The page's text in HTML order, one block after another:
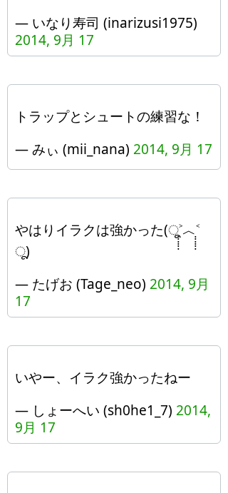
— いなり寿司 (inarizusi1975)
2014, 9月 17
トラップとシュートの練習な！
— みぃ (mii_nana) 2014, 9月 17
やはりイラクは強かった(ू˃̣̣̣̣̣̣︿˂̣̣̣̣̣̣
ू)
— たげお (Tage_neo) 2014, 9月
17
いやー、イラク強かったねー
— しょーへい (sh0he1_7) 2014,
9月 17